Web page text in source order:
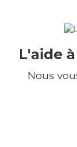
L'aide
Nous